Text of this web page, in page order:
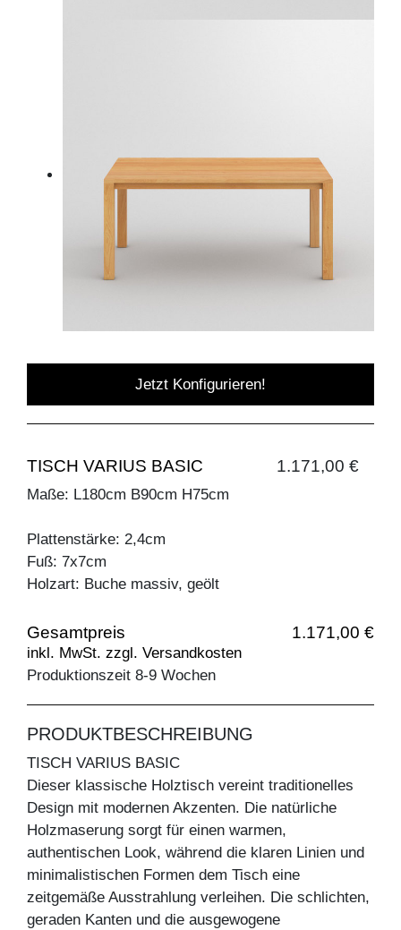
Jetzt Konfigurieren!
TISCH VARIUS BASIC 1.171,00 €
Maße: L180cm B90cm H75cm
Plattenstärke: 2,4cm
Fuß: 7x7cm
Holzart: Buche massiv, geölt
Gesamtpreis 1.171,00 €
inkl. MwSt. zzgl. Versandkosten
Produktionszeit 8-9 Wochen
PRODUKTBESCHREIBUNG
TISCH VARIUS BASIC
Dieser klassische Holztisch vereint traditionelles
Design mit modernen Akzenten. Die natürliche
Holzmaserung sorgt für einen warmen,
authentischen Look, während die klaren Linien und
minimalistischen Formen dem Tisch eine
zeitgemäße Ausstrahlung verleihen. Die schlichten,
geraden Kanten und die ausgewogene